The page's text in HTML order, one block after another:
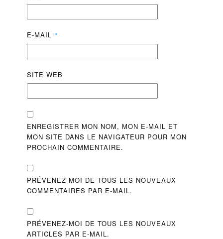
E-MAIL *
SITE WEB
ENREGISTRER MON NOM, MON E-MAIL ET
MON SITE DANS LE NAVIGATEUR POUR MON
PROCHAIN COMMENTAIRE.
PRÉVENEZ-MOI DE TOUS LES NOUVEAUX
COMMENTAIRES PAR E-MAIL.
PRÉVENEZ-MOI DE TOUS LES NOUVEAUX
ARTICLES PAR E-MAIL.